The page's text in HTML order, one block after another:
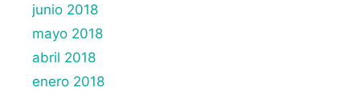
junio 2018
mayo 2018
abril 2018
enero 2018